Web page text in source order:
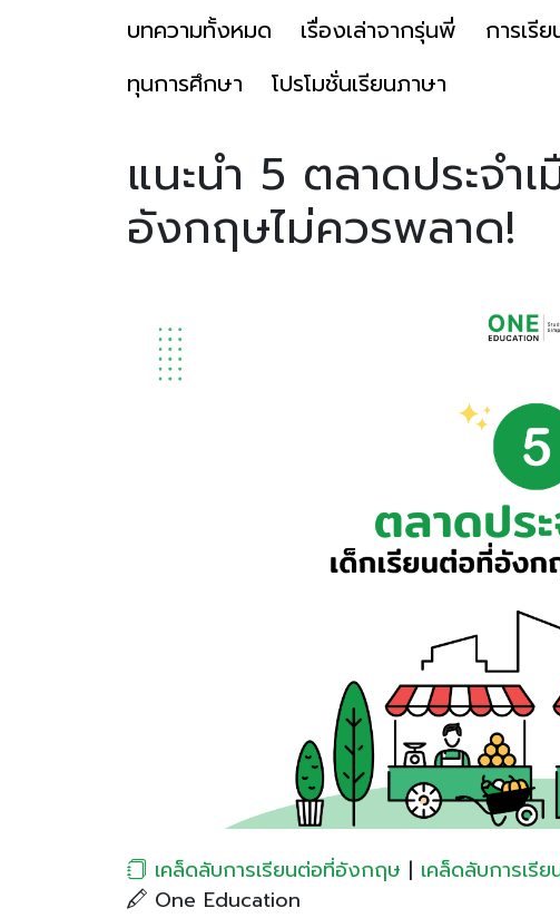
บทความทั้งหมด เรื่องเล่าจากรุ่นพี่ การเรี
ทุนการศึกษา
โปรโมชั่นเรียนภาษา
แนะนำ 5 ตลาดประจำ
อังกฤษไม่ควรพลาด!
เคล็ดลับการเรียนต่อที่อังกฤษ | เคล็ดลับการเรี
One Education